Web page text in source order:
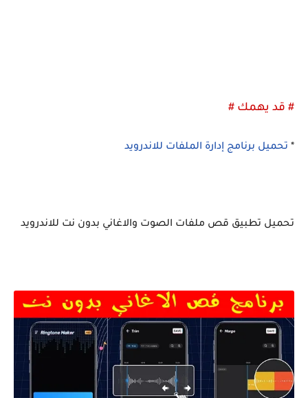
# قد يهمك #
* تحميل برنامج إدارة الملفات للاندرويد
تحميل تطبيق قص ملفات الصوت والاغاني بدون نت للاندرويد